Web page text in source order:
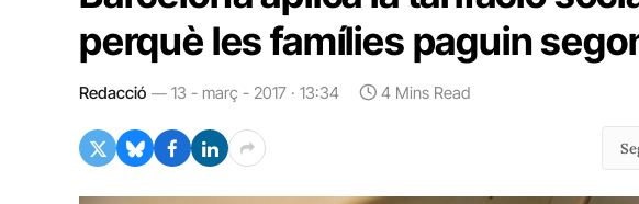
perquè les famílies paguin
Redacció 13 - març - 2017 · 13:34 4 Mins Read